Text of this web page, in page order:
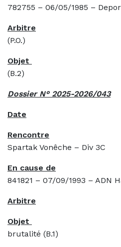
782755 – 06/05/1985 –
Arbitre :
(P.O.)
Objet
:
(B.2)
Dossier N° 2025-2026/043
Date : 04/
Rencontre : ADN
Spartak Vonêche – Div 3C
En cause de :
841821 – 07/09/1993 – ADN
Arbitre : Leoni
Objet
: Faute
brutalité (B.1)